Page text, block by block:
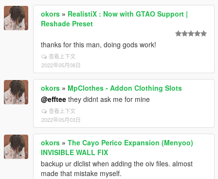
okors » RealistiX : Now with GTAO Support |
Reshade Preset
thanks for this man, doing gods work!
查看上下文
2022年05月08日
okors » MpClothes - Addon Clothing Slots
@efftee they didnt ask me for mine
查看上下文
2022年05月03日
okors » The Cayo Perico Expansion (Menyoo)
INVISIBLE WALL FIX
backup ur dlclist when adding the oiv files. almost
made that mistake myself.